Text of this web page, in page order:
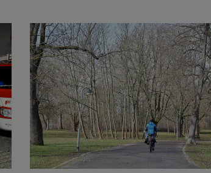
Infos schließen